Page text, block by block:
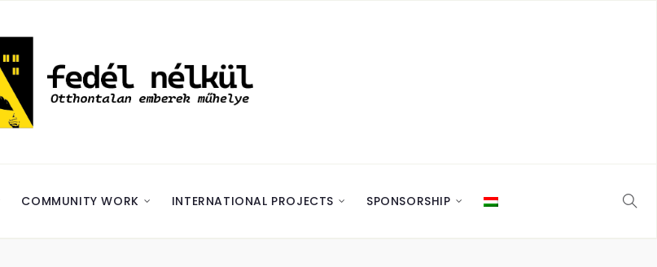
COMMUNITY WORK INTERNATIONAL PROJECTS SPONSORSHIP